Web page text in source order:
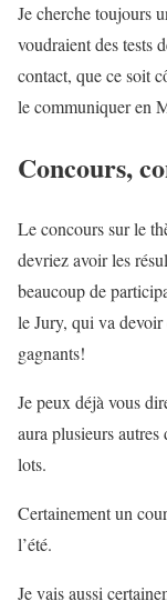
Je cherche toujours
voudraient des tests
contact, que ce soit
le communiquer en
Concours,
Le concours sur le
devriez avoir les
beaucoup de
le Jury, qui va
gagnants!
Je peux déjà vous
aura plusieurs
lots.
Certainement un
l’été.
Je vais aussi